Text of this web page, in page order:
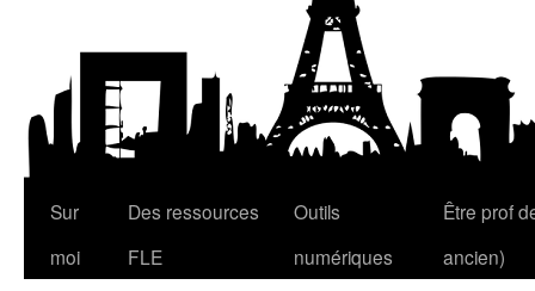
Vés
Sur
moi
Des ressources
FLE
Outils
numériques
Être prof
ancien)